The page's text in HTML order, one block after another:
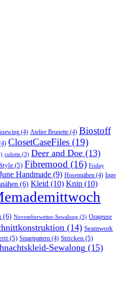
(4) Atelier Brunette (4) Biostoff
ClosetCaseFiles (19)
culotte (3) Deer and Doe (13)
(5) Fibremood (16) Friday
Handmade (9) Hosennähen (4) Inge
(6) Kleid (10) Knip (10)
(6) Novemberwetter-Sewalong (3) Orageuse
(14) Seamwork
(5) Smartpattern (4) Stricken (5)
Sewalong (15)